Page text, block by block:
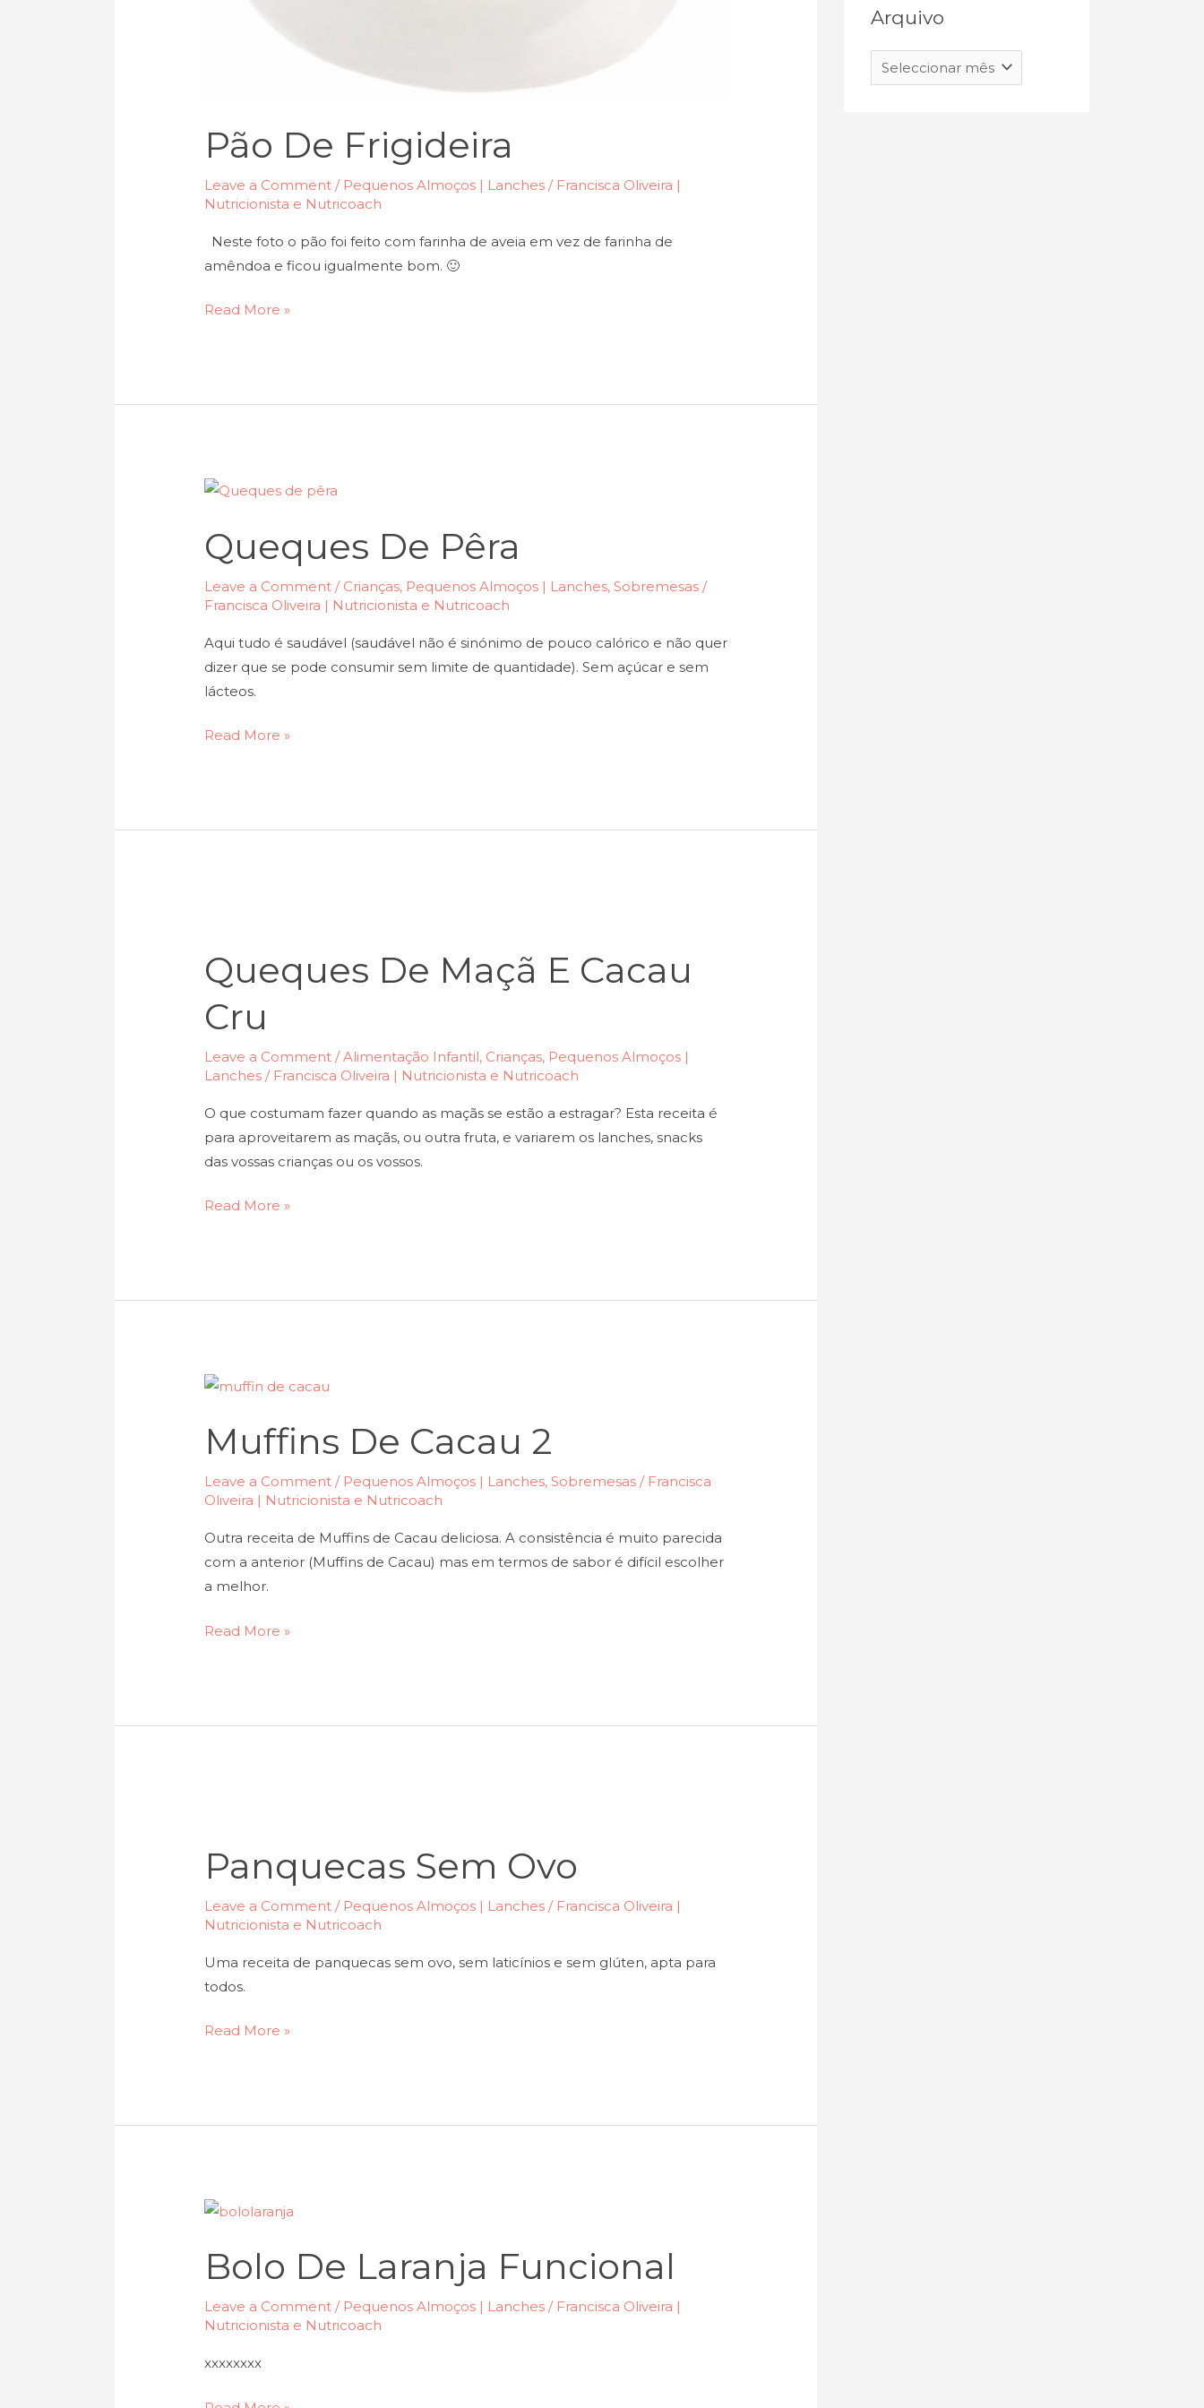
Pão De Frigideira
Leave a Comment / Pequenos Almoços | Lanches/ Francisca Oliveira |
Nutricionista e Nutricoach
Neste foto o pão foi feito com farinha de aveia em vez de farinha de
amêndoa e ficou igualmente bom. 🙂
Read More »
Queques De Pêra
Leave a Comment / Crianças, Pequenos Almoços | Lanches, Sobremesas/
Francisca Oliveira | Nutricionista e Nutricoach
Aqui tudo é saudável (saudável não é sinónimo de pouco calórico e não quer
dizer que se pode consumir sem limite de quantidade). Sem açúcar e sem
lácteos.
Queques
pêra
Read More »
Queques De Maçã E Cacau
Cru
Leave a Comment /Alimentação Infantil, Crianças, Pequenos Almoços |
Lanches/ Francisca Oliveira | Nutricionista e Nutricoach
O que costumam fazer quando as maçãs se estão a estragar? Esta receita é
para aproveitarem as maçãs, ou outra fruta, e variarem os lanches, snacks
das vossas crianças ou os vossos.
maçã
e
cacau
cru
Read More »
Muffins De Cacau 2
Leave a Comment / Pequenos Almoços | Lanches, Sobremesas/ Francisca
Oliveira | Nutricionista e Nutricoach
Outra receita de Muffins de Cacau deliciosa. A consistência é muito parecida
com a anterior (Muffins de Cacau) mas em termos de sabor é difícil escolher
a melhor.
Muffins
Cacau
2
Read More »
Panquecas Sem Ovo
Leave a Comment / Pequenos Almoços | Lanches/ Francisca Oliveira |
Nutricionista e Nutricoach
Uma receita de panquecas sem ovo, sem laticínios e sem glúten, apta para
todos.
ovo
Read More »
Bolo De Laranja Funcional
Leave a Comment / Pequenos Almoços | Lanches/ Francisca Oliveira |
Nutricionista e Nutricoach
xxxxxxxx
Bolo
laranja
funcional
Arquivo